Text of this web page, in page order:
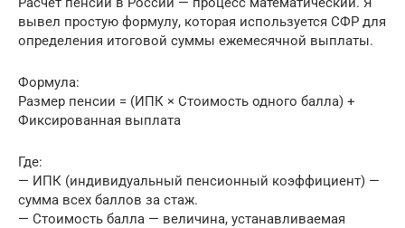
вывел простую формулу, которая используется СФР для
определения итоговой суммы ежемесячной выплаты.
Формула:
Размер пенсии = (ИПК × Стоимость одного балла) +
Фиксированная выплата
Где:
— ИПК (индивидуальный пенсионный коэффициент) —
сумма всех баллов за стаж.
— Стоимость балла — величина, устанавливаемая